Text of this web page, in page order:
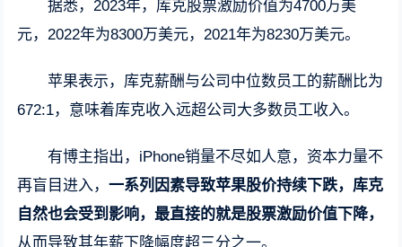
据悉，2023年，库克股票激励价值为4700万美
元，2022年为8300万美元，2021年为8230万美元。
苹果表示，库克薪酬与公司中位数员工的薪酬比为
672:1，意味着库克收入远超公司大多数员工收入。
有博主指出，iPhone销量不尽如人意，资本力量不
再盲目进入，一系列因素导致苹果股价持续下跌，库克
自然也会受到影响，最直接的就是股票激励价值下降，
从而导致其年薪下降幅度超三分之一。